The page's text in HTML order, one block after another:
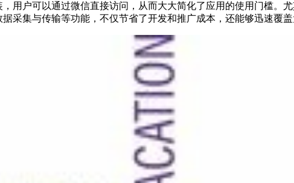
用户可以通过微信直接访问，从而大大简化了应用的使用门槛。
采集与传输等功能，不仅节省了开发和推广成本，还能够迅速覆